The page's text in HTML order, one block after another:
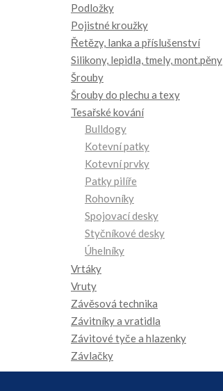
Podložky
Pojistné kroužky
Řetězy, lanka a příslušenství
Silikony, lepidla, tmely, mont.pěny
Šrouby
Šrouby do plechu a texy
Tesařské kování
Bulldogy
Kotevní patky
Kotevní prvky
Patky pilíře
Rohovníky
Spojovací desky
Styčníkové desky
Úhelníky
Vrtáky
Vruty
Závěsová technika
Závitníky a vratidla
Závitové tyče a hlazenky
Závlačky